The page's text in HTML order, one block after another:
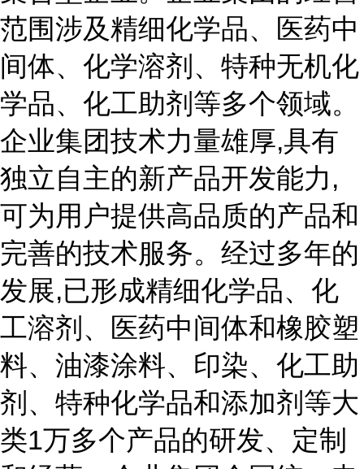
范围涉及精细化学品、医药中
间体、化学溶剂、特种无机化
学品、化工助剂等多个领域。
企业集团技术力量雄厚,具有
独立自主的新产品开发能力,
可为用户提供高品质的产品和
完善的技术服务。经过多年的
发展,已形成精细化学品、化
工溶剂、医药中间体和橡胶塑
料、油漆涂料、印染、化工助
剂、特种化学品和添加剂等大
类1万多个产品的研发、定制